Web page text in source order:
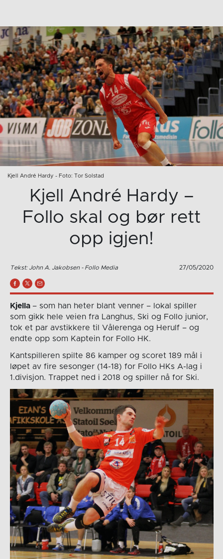
Kjell André Hardy - Foto: Tor Solstad
Kjell André Hardy –
Follo skal og bør rett
opp igjen!
Tekst: John A. Jakobsen - Follo Media 27/05/2020
Kjella – som han heter blant venner – lokal spiller
som gikk hele veien fra Langhus, Ski og Follo junior,
tok et par avstikkere til Vålerenga og Herulf – og
endte opp som Kaptein for Follo HK.
Kantspilleren spilte 86 kamper og scoret 189 mål i
løpet av fire sesonger (14-18) for Follo HKs A-lag i
1.divisjon. Trappet ned i 2018 og spiller nå for Ski.